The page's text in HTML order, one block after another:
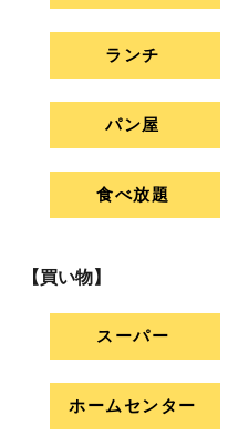
ランチ
パン屋
食べ放題
【買い物】
スーパー
ホームセンター